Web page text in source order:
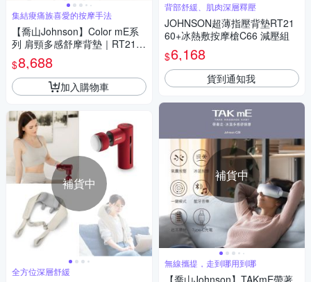
集結痠痛族喜愛的按摩手法
【喬山Johnson】Color mE系
列 肩頸多感舒摩背墊｜RT216
$8,688
加入購物車
補貨中
全方位深層舒緩
背部舒緩、肌肉深層釋壓
JOHNSON超薄指壓背墊RT21
60+冰熱敷按摩槍C66 減壓組
$6,168
貨到通知我
補貨中
無線攜提，走到哪用到哪